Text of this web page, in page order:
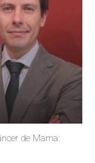
de Mama: